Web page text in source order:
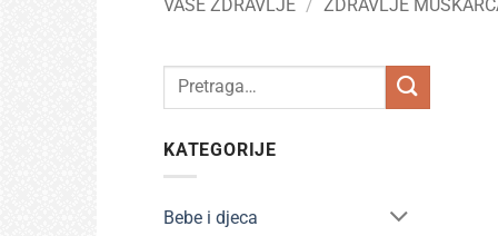
VAŠE ZDRAVLJE / ZDRAVLJE
Pretraži:
KATEGORIJE
Bebe i djeca